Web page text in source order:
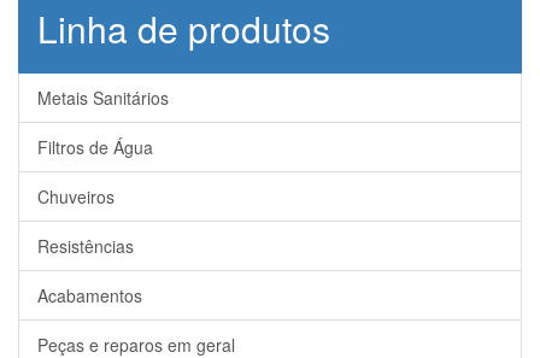
Linha de produtos
Metais Sanitários
Filtros de Água
Chuveiros
Resistências
Acabamentos
Peças e reparos em geral